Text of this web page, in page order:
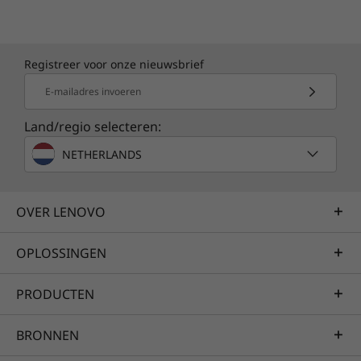
De slimmere manier van werken
Hoe creatiever en samenwerkingsgerichter de
kans dat werknemers goed uit de verf komen.
30a en zijn reeks slimme AI-functies waarmee
Lenovo Smart Appearance heeft bijvoorbeeld
videoconferenties en de tijdbesparende AI
Meeting Manager beschikt over realtime
Registreer voor onze nieuwsbrief
E-mailadres invoeren
Land/regio selecteren:
NETHERLANDS
OVER LENOVO
OPLOSSINGEN
PRODUCTEN
BRONNEN